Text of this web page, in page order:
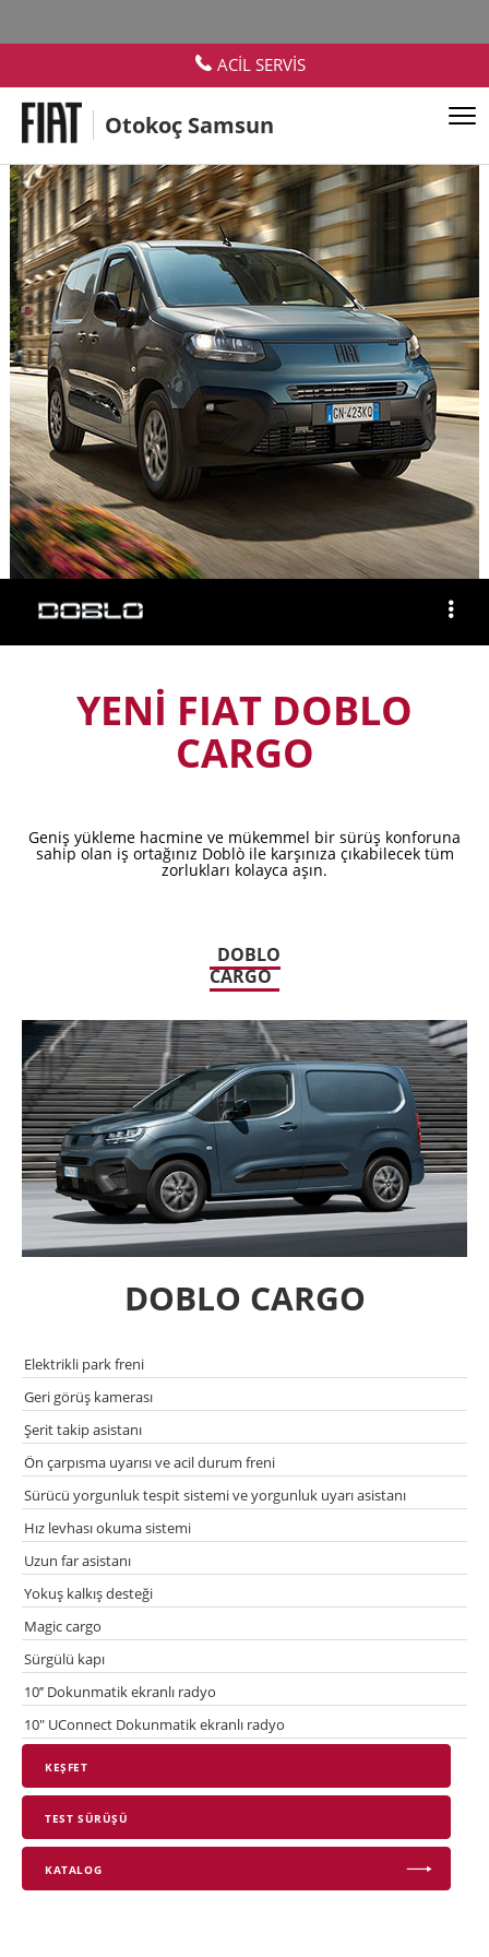
ACİL SERVİS
Otokoç Samsun
YENİ FIAT DOBLO
CARGO
Geniş yükleme hacmine ve mükemmel bir sürüş konforuna
sahip olan iş ortağınız Doblò ile karşınıza çıkabilecek tüm
zorlukları kolayca aşın.
DOBLO
CARGO
DOBLO CARGO
Elektrikli park freni
Geri görüş kamerası
Şerit takip asistanı
Ön çarpısma uyarısı ve acil durum freni
Sürücü yorgunluk tespit sistemi ve yorgunluk uyarı asistanı
Hız levhası okuma sistemi
Uzun far asistanı
Yokuş kalkış desteği
Magic cargo
Sürgülü kapı
10’’ Dokunmatik ekranlı radyo
10" UConnect Dokunmatik ekranlı radyo
KEŞFET
TEST SÜRÜŞÜ
KATALOG